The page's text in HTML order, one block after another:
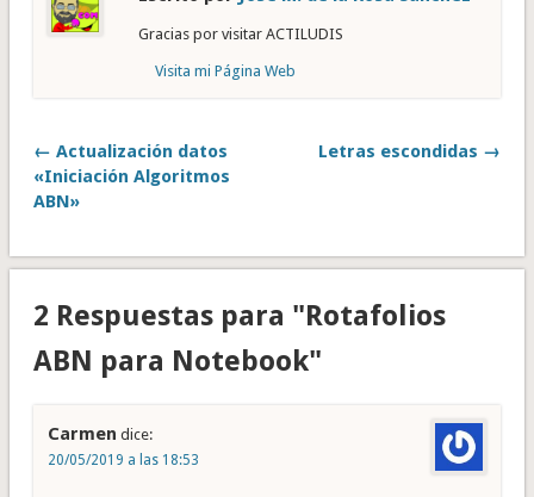
Gracias por visitar ACTILUDIS
Visita mi Página Web
← Actualización datos
«Iniciación Algoritmos
ABN»
Letras escondidas →
2 Respuestas para "Rotafolios
ABN para Notebook"
Carmen dice:
20/05/2019 a las 18:53